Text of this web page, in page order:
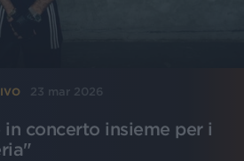
23 mar 2026
in concerto insieme per i